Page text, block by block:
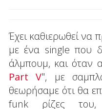
Έχει καθιερωθεί να
με ένα single που
άλμπουμ, και όταν
Part V", με
θεωρήσαμε ότι θα
funk ρίζες